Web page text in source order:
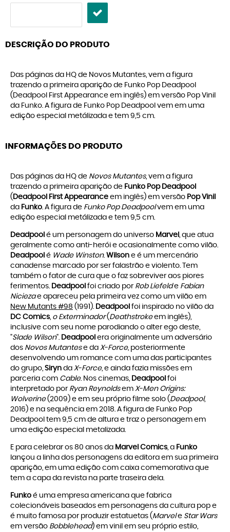
DESCRIÇÃO DO PRODUTO
Das páginas da HQ de Novos Mutantes, vem a figura
trazendo a primeira aparição de Funko Pop Deadpool
(Deadpool First Appearance em inglês) em versão Pop Vinil
da Funko. A figura de Funko Pop Deadpool vem em uma
edição especial metálizada e tem 9,5 cm.
INFORMAÇÕES DO PRODUTO
Das páginas da HQ de Novos Mutantes, vem a figura
trazendo a primeira aparição de Funko Pop Deadpool
( Deadpool First Appearance em inglês) em versão Pop Vinil
da Funko. A figura de Funko Pop Deadpoolvem em uma
edição especial metálizada e tem 9,5 cm.
Deadpool é um personagem do universo Marvel , que atua
geralmente como anti-herói e ocasionalmente como vilão.
Deadpool é Wade Winston. Wilson e é um mercenário
canadense marcado por ser falastrão e violento. Tem
também o fator de cura que o faz sobreviver aos piores
ferimentos. Deadpool foi criado por Rob Liefelde Fabian
Niciezae apareceu pela primeira vez como um vilão em
New Mutants #98 (1991). Deadpool foi inspirado no vilão da
DC Comics, o Exterminador(Deathstrokeem inglês),
inclusive com seu nome parodiando o alter ego deste,
"Slade Wilson". Deadpool era originalmente um adversário
dos Novos Mutantese da X-Force, posteriormente
desenvolvendo um romance com uma das participantes
do grupo, Siryn da X-Force, e ainda fazia missões em
parceria com Cable. Nos cinemas, Deadpool foi
interpretado por Ryan Reynoldsem X-Men Origins:
Wolverine(2009) e em seu próprio filme solo (Deadpool,
2016) e na sequência em 2018. A figura de Funko Pop
Deadpool tem 9,5 cm de altura e traz o personagem em
uma edição especial metalizada.
E para celebrar os 80 anos da Marvel Comics, a Funko
lançou a linha dos personagens da editora em sua primeira
aparição, em uma edição com caixa comemorativa que
tem a capa da revista na parte traseira dela.
Funko é uma empresa americana que fabrica
colecionáveis baseados em personagens da cultura pop e
é muito famosa por produzir estatuetas (Marvele Star Wars
em versão Bobblehead) em vinil em seu próprio estilo,